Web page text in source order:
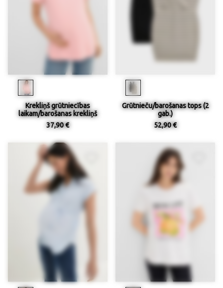
Krekliņš grūtniecības
laikam/barošanas krekliņš
37,90 €
Grūtnieču/barošanas tops (2
gab.)
52,90 €